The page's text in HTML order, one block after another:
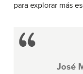
para explorar más
José